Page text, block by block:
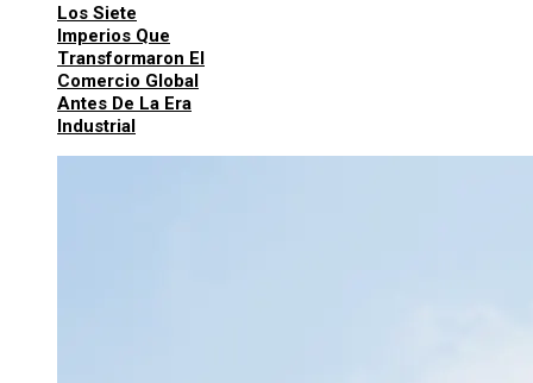
Los Siete
Imperios Que
Transformaron El
Comercio Global
Antes De La Era
Industrial